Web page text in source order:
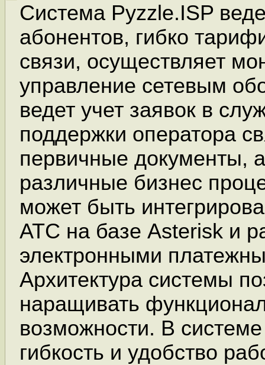
Система Pyzzle.ISP
абонентов, гибко
связи, осуществляет
управление сетевым
ведет учет заявок в
поддержки оператора
первичные документы,
различные бизнес
может быть
АТС на базе Asterisk и
электронными
Архитектура системы
наращивать
возможности. В
гибкость и удобство